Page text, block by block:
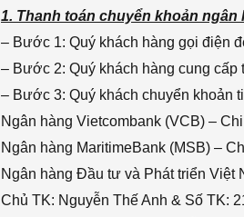
1. Thanh toán chuyển khoản
– Bước 1: Quý khách hàng gọi điện
– Bước 2: Quý khách hàng cung
– Bước 3: Quý khách chuyển khoản
Ngân hàng Vietcombank (VCB) –
Ngân hàng MaritimeBank (MSB) –
Ngân hàng Đầu tư và Phát triển Việt
Chủ TK: Nguyễn Thế Anh & Số TK: